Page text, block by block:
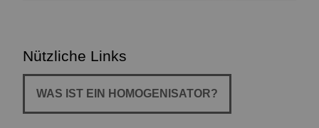
Nützliche Links
WAS IST EIN HOMOGENISATOR?